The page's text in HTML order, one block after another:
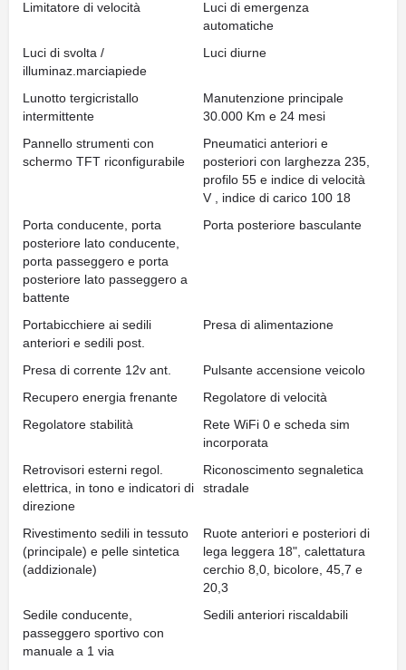
Limitatore di velocità
Luci di emergenza
automatiche
Luci di svolta /
illuminaz.marciapiede
Luci diurne
Lunotto tergicristallo
intermittente
Manutenzione principale
30.000 Km e 24 mesi
Pannello strumenti con
schermo TFT riconfigurabile
Pneumatici anteriori e
posteriori con larghezza 235,
profilo 55 e indice di velocità
V , indice di carico 100 18
Porta conducente, porta
posteriore lato conducente,
porta passeggero e porta
posteriore lato passeggero a
battente
Porta posteriore basculante
Portabicchiere ai sedili
anteriori e sedili post.
Presa di alimentazione
Presa di corrente 12v ant.
Pulsante accensione veicolo
Recupero energia frenante
Regolatore di velocità
Regolatore stabilità
Rete WiFi 0 e scheda sim
incorporata
Retrovisori esterni regol.
elettrica, in tono e indicatori di
direzione
Riconoscimento segnaletica
stradale
Rivestimento sedili in tessuto
(principale) e pelle sintetica
(addizionale)
Ruote anteriori e posteriori di
lega leggera 18", calettatura
cerchio 8,0, bicolore, 45,7 e
20,3
Sedile conducente,
passeggero sportivo con
manuale a 1 via
Sedili anteriori riscaldabili